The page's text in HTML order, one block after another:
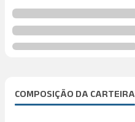
COMPOSIÇÃO DA CARTEIRA